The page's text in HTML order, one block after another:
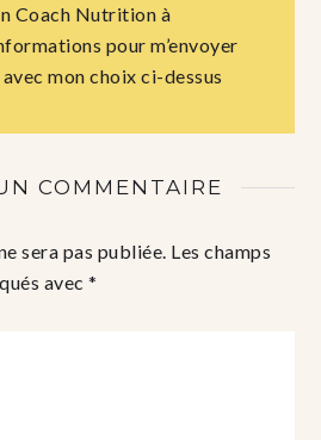
Coach Nutrition à
pour m’envoyer
mon choix ci-dessus
COMMENTAIRE
sera pas publiée. Les champs
avec*